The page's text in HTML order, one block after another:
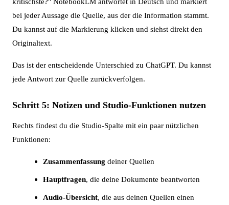
bei jeder Aussage die Quelle, aus der die Information stammt.
Du kannst auf die Markierung klicken und siehst direkt den
Originaltext.
Das ist der entscheidende Unterschied zu ChatGPT. Du kannst
jede Antwort zur Quelle zurückverfolgen.
Schritt 5: Notizen und Studio-Funktionen nutzen
Rechts findest du die Studio-Spalte mit ein paar nützlichen
Funktionen:
Zusammenfassung deiner Quellen
Hauptfragen, die deine Dokumente beantworten
Audio-Übersicht, die aus deinen Quellen einen